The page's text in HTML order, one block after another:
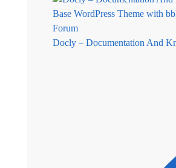
Docly – Documentation And